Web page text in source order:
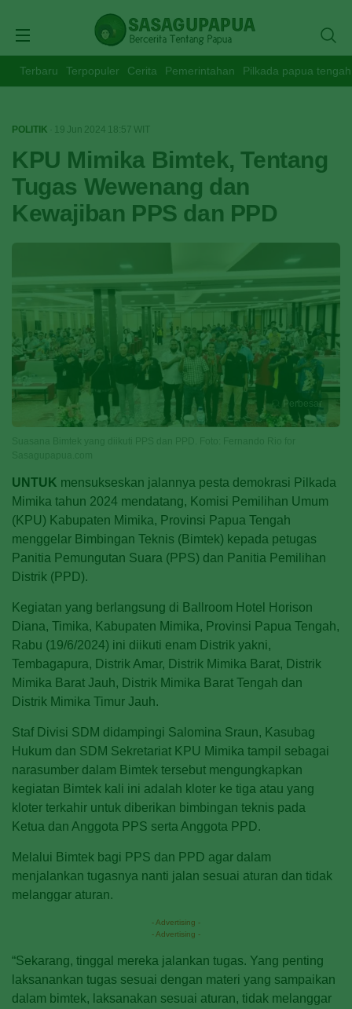
Terbaru Terpopuler Cerita Pemerintahan Pilkada papua tengah
POLITIK · 19 Jun 2024 18:57 WIT
KPU Mimika Bimtek, Tentang
Tugas Wewenang dan
Kewajiban PPS dan PPD
Perbesar
UNTUK mensukseskan jalannya pesta demokrasi Pilkada
Mimika tahun 2024 mendatang, Komisi Pemilihan Umum
(KPU) Kabupaten Mimika, Provinsi Papua Tengah
menggelar Bimbingan Teknis (Bimtek) kepada petugas
Panitia Pemungutan Suara (PPS) dan Panitia Pemilihan
Distrik (PPD).
Kegiatan yang berlangsung di Ballroom Hotel Horison
Diana, Timika, Kabupaten Mimika, Provinsi Papua Tengah,
Rabu (19/6/2024) ini diikuti enam Distrik yakni,
Tembagapura, Distrik Amar, Distrik Mimika Barat, Distrik
Mimika Barat Jauh, Distrik Mimika Barat Tengah dan
Distrik Mimika Timur Jauh.
Staf Divisi SDM didampingi Salomina Sraun, Kasubag
Hukum dan SDM Sekretariat KPU Mimika tampil sebagai
narasumber dalam Bimtek tersebut mengungkapkan
kegiatan Bimtek kali ini adalah kloter ke tiga atau yang
kloter terkahir untuk diberikan bimbingan teknis pada
Ketua dan Anggota PPS serta Anggota PPD.
Melalui Bimtek bagi PPS dan PPD agar dalam
menjalankan tugasnya nanti jalan sesuai aturan dan tidak
melanggar aturan.
- Advertising -
- Advertising -
“Sekarang, tinggal mereka jalankan tugas. Yang penting
laksanankan tugas sesuai dengan materi yang sampaikan
dalam bimtek, laksanakan sesuai aturan, tidak melanggar